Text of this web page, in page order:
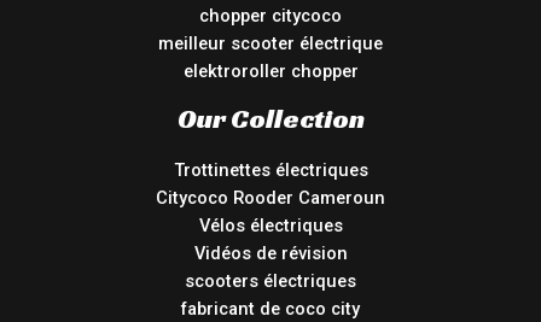
chopper citycoco
meilleur scooter électrique
elektroroller chopper
Our Collection
Trottinettes électriques
Citycoco Rooder Cameroun
Vélos électriques
Vidéos de révision
scooters électriques
fabricant de coco city